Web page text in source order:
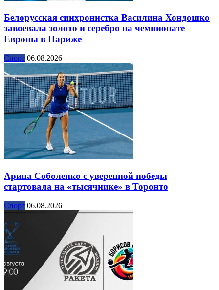
Белорусская синхронистка Василина Хондошко
завоевала золото и серебро на чемпионате
Европы в Париже
Спорт 06.08.2026
Арина Соболенко с уверенной победы
стартовала на «тысячнике» в Торонто
Спорт 06.08.2026